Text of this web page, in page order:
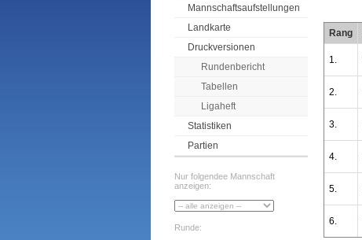
Mannschaftsaufstellungen
Landkarte
Druckversionen
Rundenbericht
Tabellen
Ligaheft
Statistiken
Partien
Nur folgendee Mannschaft
anzeigen:
Runde:
Rang
1.
2.
3.
4.
5.
6.